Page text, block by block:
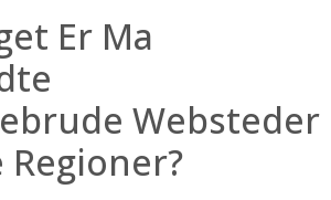
Er Ma
Websteder
Regioner?